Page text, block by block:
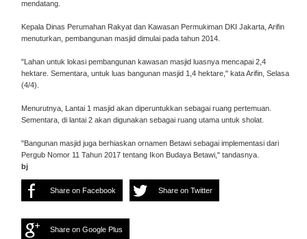
mendatang.
Kepala Dinas Perumahan Rakyat dan Kawasan Permukiman DKI Jakarta, Arifin
menuturkan, pembangunan masjid dimulai pada tahun 2014.
"Lahan untuk lokasi pembangunan kawasan masjid luasnya mencapai 2,4
hektare. Sementara, untuk luas bangunan masjid 1,4 hektare," kata Arifin, Selasa
(4/4).
Menurutnya, Lantai 1 masjid akan diperuntukkan sebagai ruang pertemuan.
Sementara, di lantai 2 akan digunakan sebagai ruang utama untuk sholat.
"Bangunan masjid juga berhiaskan ornamen Betawi sebagai implementasi dari
Pergub Nomor 11 Tahun 2017 tentang Ikon Budaya Betawi," tandasnya.
bj
Share on Facebook Share on Twitter
Share on Google Plus